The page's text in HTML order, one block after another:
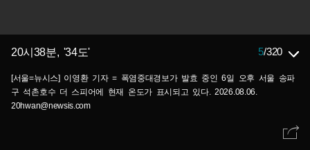
20시38분, '34도' 5/320
[서울=뉴시스] 이영환 기자 = 폭염중대경보가 발효 중인 6일 오후 서울 송파
구 석촌호수 더 스피어에 현재 온도가 표시되고 있다. 2026.08.06.
20hwan@newsis.com